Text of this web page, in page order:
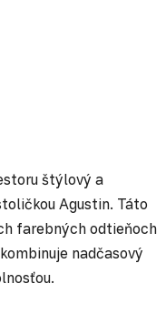
štýlový a
Agustin. Táto
farebných odtieňoch
nadčasový